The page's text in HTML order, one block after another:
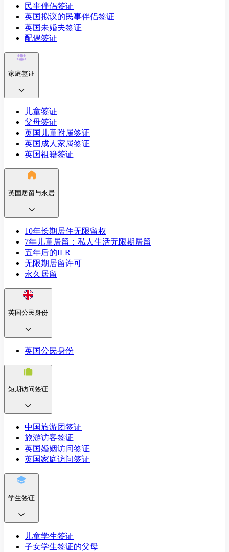
民事伴侣签证
英国拟议的民事伴侣签证
英国未婚夫签证
配偶签证
家庭签证
儿童签证
父母签证
英国儿童附属签证
英国成人家属签证
英国祖籍签证
英国居留与永居
10年长期居住无限留权
7年儿童居留：私人生活无限期居留
五年后的ILR
无限期居留许可
永久居留
英国公民身份
英国公民身份
短期访问签证
中国旅游团签证
旅游访客签证
英国婚姻访问签证
英国家庭访问签证
学生签证
儿童学生签证
子女学生签证的父母